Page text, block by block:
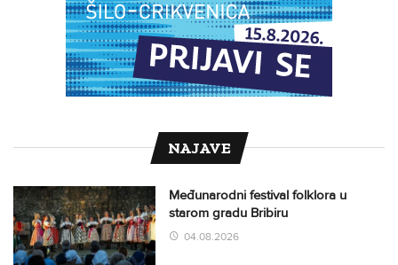
NAJAVE
Međunarodni festival folklora u
starom gradu Bribiru
04.08.2026